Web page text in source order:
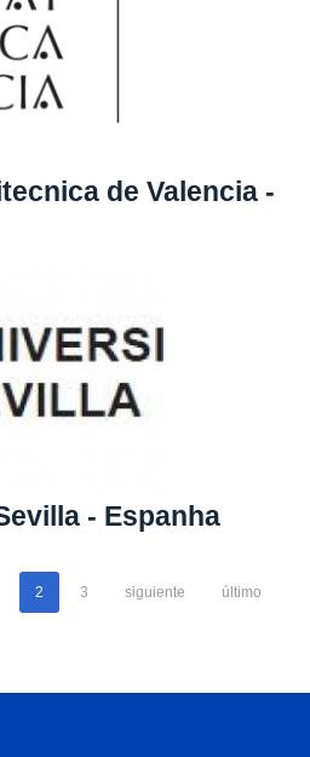
de Valencia -
- Espanha
2 3 siguiente último